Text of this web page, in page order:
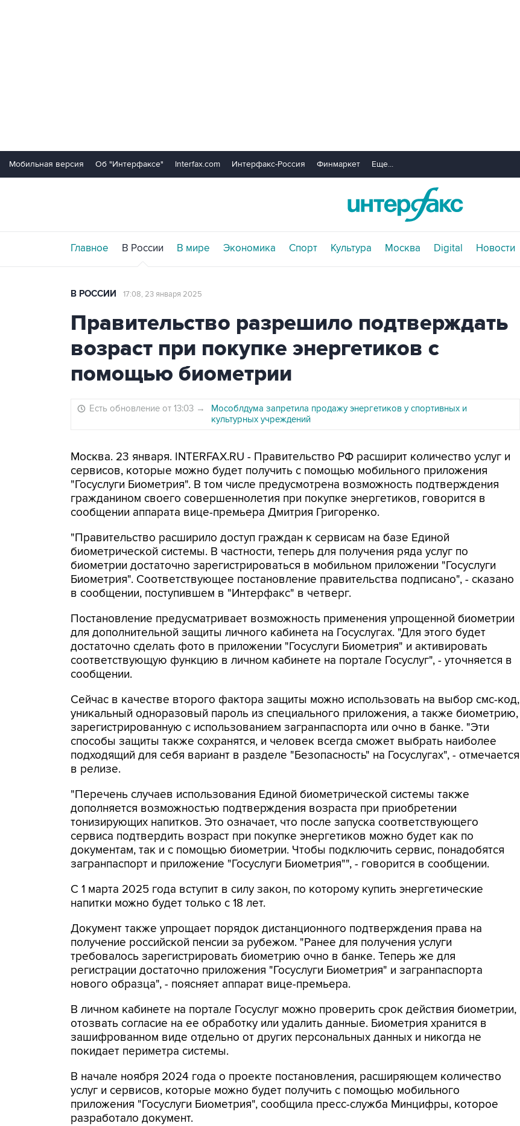
Мобильная версия Об "Интерфаксе" Interfax.com Интерфакс-Россия Финмаркет Еще...
Главное В России В мире Экономика Спорт Культура Москва Digital Новости
В РОССИИ 17:08, 23 января 2025
Правительство разрешило подтверждать
возраст при покупке энергетиков с
помощью биометрии
Есть обновление от 13:03 →
Мособлдума запретила продажу энергетиков у спортивных и
культурных учреждений
Москва. 23 января. INTERFAX.RU - Правительство РФ расширит количество услуг и
сервисов, которые можно будет получить с помощью мобильного приложения
"Госуслуги Биометрия". В том числе предусмотрена возможность подтверждения
гражданином своего совершеннолетия при покупке энергетиков, говорится в
сообщении аппарата вице-премьера Дмитрия Григоренко.
"Правительство расширило доступ граждан к сервисам на базе Единой
биометрической системы. В частности, теперь для получения ряда услуг по
биометрии достаточно зарегистрироваться в мобильном приложении "Госуслуги
Биометрия". Соответствующее постановление правительства подписано", - сказано
в сообщении, поступившем в "Интерфакс" в четверг.
Постановление предусматривает возможность применения упрощенной биометрии
для дополнительной защиты личного кабинета на Госуслугах. "Для этого будет
достаточно сделать фото в приложении "Госуслуги Биометрия" и активировать
соответствующую функцию в личном кабинете на портале Госуслуг", - уточняется в
сообщении.
Сейчас в качестве второго фактора защиты можно использовать на выбор смс-код,
уникальный одноразовый пароль из специального приложения, а также биометрию,
зарегистрированную с использованием загранпаспорта или очно в банке. "Эти
способы защиты также сохранятся, и человек всегда сможет выбрать наиболее
подходящий для себя вариант в разделе "Безопасность" на Госуслугах", - отмечается
в релизе.
"Перечень случаев использования Единой биометрической системы также
дополняется возможностью подтверждения возраста при приобретении
тонизирующих напитков. Это означает, что после запуска соответствующего
сервиса подтвердить возраст при покупке энергетиков можно будет как по
документам, так и с помощью биометрии. Чтобы подключить сервис, понадобятся
загранпаспорт и приложение "Госуслуги Биометрия"", - говорится в сообщении.
С 1 марта 2025 года вступит в силу закон, по которому купить энергетические
напитки можно будет только с 18 лет.
Документ также упрощает порядок дистанционного подтверждения права на
получение российской пенсии за рубежом. "Ранее для получения услуги
требовалось зарегистрировать биометрию очно в банке. Теперь же для
регистрации достаточно приложения "Госуслуги Биометрия" и загранпаспорта
нового образца", - поясняет аппарат вице-премьера.
В личном кабинете на портале Госуслуг можно проверить срок действия биометрии,
отозвать согласие на ее обработку или удалить данные. Биометрия хранится в
зашифрованном виде отдельно от других персональных данных и никогда не
покидает периметра системы.
В начале ноября 2024 года о проекте постановления, расширяющем количество
услуг и сервисов, которые можно будет получить с помощью мобильного
приложения "Госуслуги Биометрия", сообщила пресс-служба Минцифры, которое
разработало документ.